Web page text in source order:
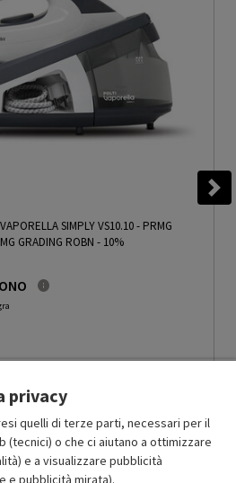
SIMPLY VS10.10 - PRMG
GRADING ROBN - 10%
ridotto da
a-50%
al carrello
privacy
quelli di terze parti, necessari per il
(tecnici) o che ci aiutano a ottimizzare
e a visualizzare pubblicità
e pubblicità mirata).